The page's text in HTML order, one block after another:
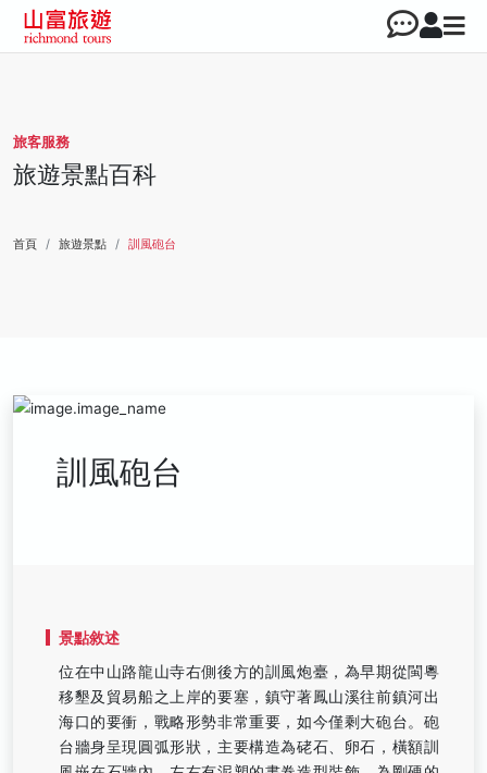
旅客服務
旅遊景點百科
首頁 旅遊景點 訓風砲台
訓風砲台
景點敘述
位在中山路龍山寺右側後方的訓風炮臺，為早期從閩粵
移墾及貿易船之上岸的要塞，鎮守著鳳山溪往前鎮河出
海口的要衝，戰略形勢非常重要，如今僅剩大砲台。砲
台牆身呈現圓弧形狀，主要構造為硓石、卵石，橫額訓